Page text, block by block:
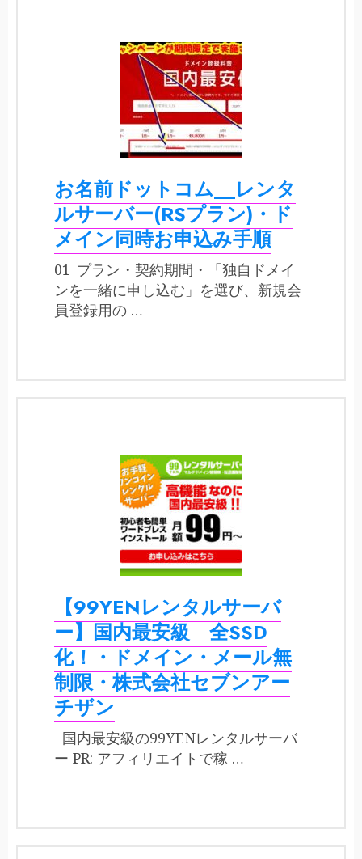
お名前ドットコム__レンタ
ルサーバー(RSプラン)・ド
メイン同時お申込み手順
01_プラン・契約期間・「独自ドメイ
ンを一緒に申し込む」を選び、新規会
員登録用の …
【99YENレンタルサーバ
ー】国内最安級 全SSD
化！・ドメイン・メール無
制限・株式会社セブンアー
チザン
国内最安級の99YENレンタルサーバ
ー PR: アフィリエイトで稼 …